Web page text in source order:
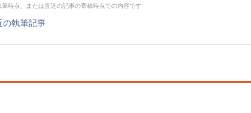
時点、または直近の記事の寄稿時点での内容です
の執筆記事